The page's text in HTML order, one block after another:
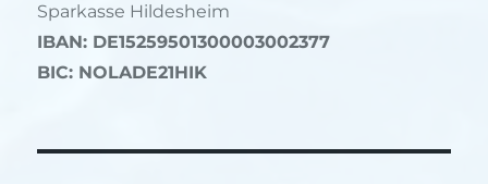
Sparkasse Hildesheim
IBAN: DE15259501300003002377
BIC: NOLADE21HIK